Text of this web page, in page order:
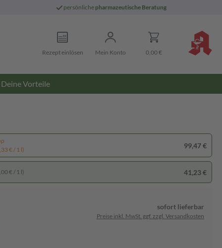
persönliche pharmazeutische Beratung
Rezept einlösen Mein Konto 0,00 €
Deine Vorteile
€ / 1 l)
99,47 €
€ / 1 l) 41,23 €
sofort lieferbar
Preise inkl. MwSt. ggf. zzgl. Versandkosten